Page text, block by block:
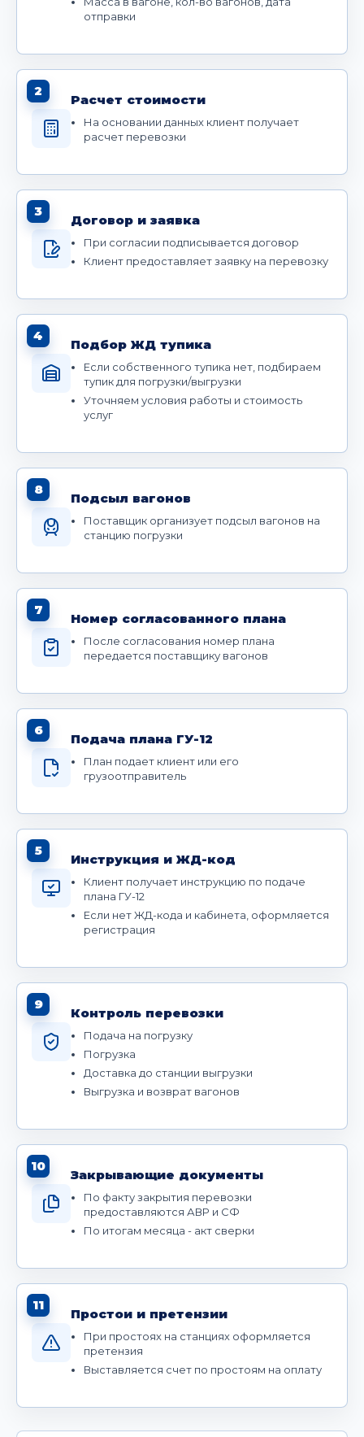
отправки
2
Расчет стоимости
На основании данных клиент получает
расчет перевозки
3
Договор и заявка
При согласии подписывается договор
Клиент предоставляет заявку на перевозку
4
Подбор ЖД тупика
Если собственного тупика нет, подбираем
тупик для погрузки/выгрузки
Уточняем условия работы и стоимость
услуг
8
Подсыл вагонов
Поставщик организует подсыл вагонов на
станцию погрузки
7
Номер согласованного плана
После согласования номер плана
передается поставщику вагонов
6
Подача плана ГУ-12
План подает клиент или его
грузоотправитель
5
Инструкция и ЖД-код
Клиент получает инструкцию по подаче
плана ГУ-12
Если нет ЖД-кода и кабинета, оформляется
регистрация
9
Контроль перевозки
Подача на погрузку
Погрузка
Доставка до станции выгрузки
Выгрузка и возврат вагонов
10
Закрывающие документы
По факту закрытия перевозки
предоставляются АВР и СФ
По итогам месяца - акт сверки
11
Простои и претензии
При простоях на станциях оформляется
претензия
Выставляется счет по простоям на оплату